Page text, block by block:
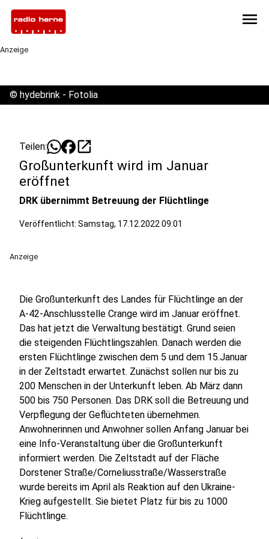
menu
Anzeige
© hydebrink - Fotolia
Teilen: open_in_new
Großunterkunft wird im Januar
eröffnet
DRK übernimmt Betreuung der Flüchtlinge
Veröffentlicht: Samstag, 17.12.2022 09:01
Anzeige
Die Großunterkunft des Landes für Flüchtlinge an der
A-42-Anschlusstelle Crange wird im Januar eröffnet.
Das hat jetzt die Verwaltung bestätigt. Grund seien
die steigenden Flüchtlingszahlen. Danach werden die
ersten Flüchtlinge zwischen dem 5 und dem 15.Januar
in der Zeltstadt erwartet. Zunächst sollen nur bis zu
200 Menschen in der Unterkunft leben. Ab März dann
500 bis 750 Personen. Das DRK soll die Betreuung und
Verpflegung der Geflüchteten übernehmen.
Anwohnerinnen und Anwohner sollen Anfang Januar bei
eine Info-Veranstaltung über die Großunterkunft
informiert werden. Die Zeltstadt auf der Fläche
Dorstener Straße/Corneliusstraße/Wasserstraße
wurde bereits im April als Reaktion auf den Ukraine-
Krieg aufgestellt. Sie bietet Platz für bis zu 1000
Flüchtlinge.